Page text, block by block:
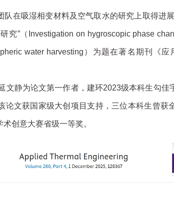
队在吸湿相变材料及空气取水的研究上取得进
究”（Investigation on hygroscopic phase
water harvesting）为题在著名期刊《
文静为论文第一作者，建环2023级本科生勾佳
论文获国家级大创项目支持，三位本科生曾获
创意大赛省级一等奖。